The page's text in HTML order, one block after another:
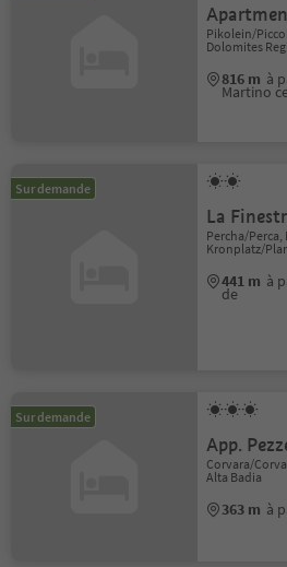
Pikolein/
Dolomites
816 m à
Martino
Sur demande
La
Percha/
Kronplatz/
441 m à
de
Sur demande
App.
Corvara/
Alta Badia
363 m à